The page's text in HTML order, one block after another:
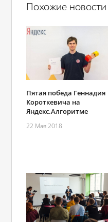
Похожие новости
Пятая победа Геннадия
Короткевича на
Яндекс.Алгоритме
22 Мая 2018